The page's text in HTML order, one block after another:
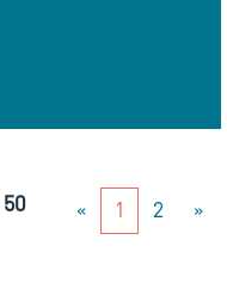
50 « 1 2 »